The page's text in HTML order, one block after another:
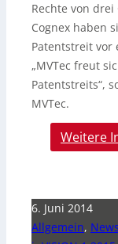
Rechte von
Cognex haben
Patentstreit vor
„MVTec freut
Patentstreits“,
MVTec.
Weitere
6. Juni 2014
Allgemein,